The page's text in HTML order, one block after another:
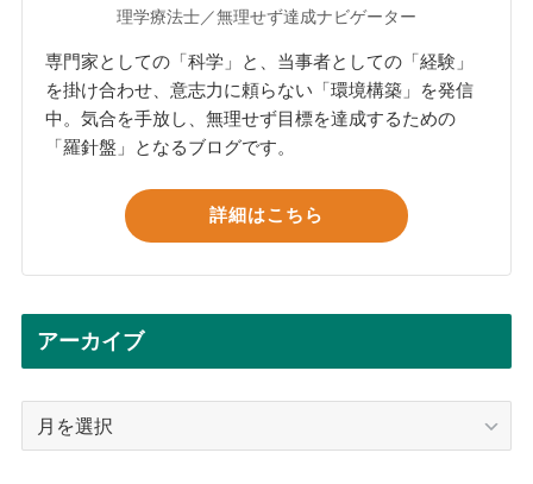
理学療法士／無理せず達成ナビゲーター
専門家としての「科学」と、当事者としての「経験」
を掛け合わせ、意志力に頼らない「環境構築」を発信
中。気合を手放し、無理せず目標を達成するための
「羅針盤」となるブログです。
詳細はこちら
アーカイブ